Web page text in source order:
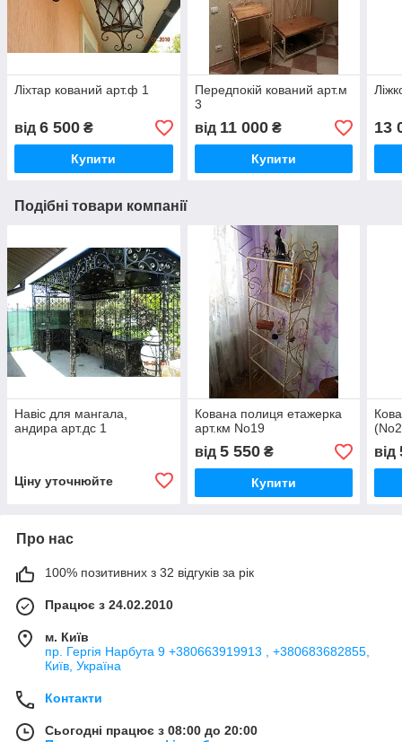
Ліхтар кований арт.ф 1
від 6 500 ₴
Купити
Передпокій кований арт.м
3
від 11 000₴
Купити
13
Подібні товари компанії
Навіс для мангала,
андира арт.дс 1
Ціну уточнюйте
Кована полиця етажерка
арт.км No19
від 5 550₴
Купити
від
Про нас
100% позитивних з 32 відгуків за рік
Працює з 24.02.2010
м. Київ
пр. Гергія Нарбута 9 +380663919913 , +380683682855,
Київ, Україна
Контакти
Сьогодні працює з 08:00 до 20:00